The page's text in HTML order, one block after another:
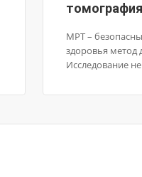
МРТ –
здоровья метод
Исследование
его можно
подходит для